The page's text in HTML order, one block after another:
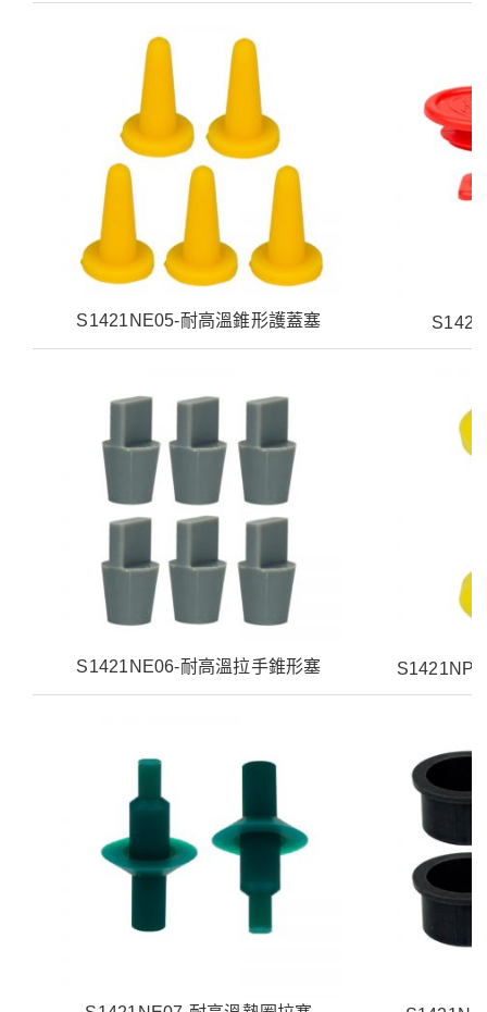
S1421NE05-耐高溫錐形護蓋塞
S1421NE06-耐高溫拉手錐形塞